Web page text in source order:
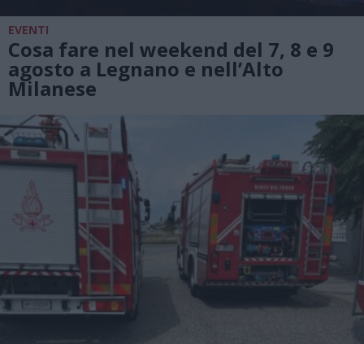
EVENTI
Cosa fare nel weekend del 7, 8 e 9
agosto a Legnano e nell’Alto
Milanese